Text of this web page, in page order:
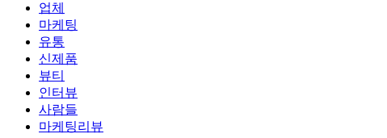
업체
마케팅
유통
신제품
뷰티
인터뷰
사람들
마케팅리뷰